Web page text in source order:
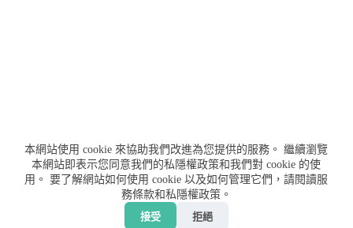
本網站使用 cookie 來協助我們改進為您提供的服務。
繼續瀏覽
本網站即表示您同意我們的私隱權政策和我們對 cookie 的使
用。
要了解網站如何使用 cookie 以及如何管理它們，請閱讀服
務條款和私隱權政策。
接受 拒絕
服務條款 私隱權政策